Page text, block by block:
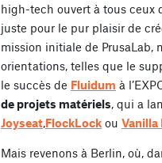
high-tech ouvert à tous ceux
juste pour le pur plaisir de
mission initiale de PrusaLab,
orientations, telles que le
le succès de Fluidum à
de projets matériels, qui a
Joyseat,FlockLock ou Vanilla
Mais revenons à Berlin, où,